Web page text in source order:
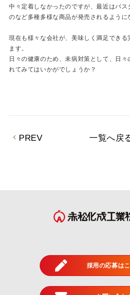
中々定着しなかったのですが、最近はパス
のなど多種多様な商品が発売されるように
現在も様々な会社が、美味しく満足でき
ます。
日々の健康のため、未病対策として、日
れてみてはいかがでしょうか？
PREV 一覧へ戻
採用の応募は